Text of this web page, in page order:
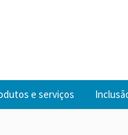
e serviços